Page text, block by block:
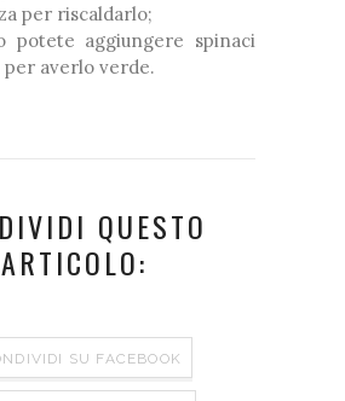
per riscaldarlo;
potete aggiungere spinaci
averlo verde.
QUESTO
ARTICOLO:
SU FACEBOOK